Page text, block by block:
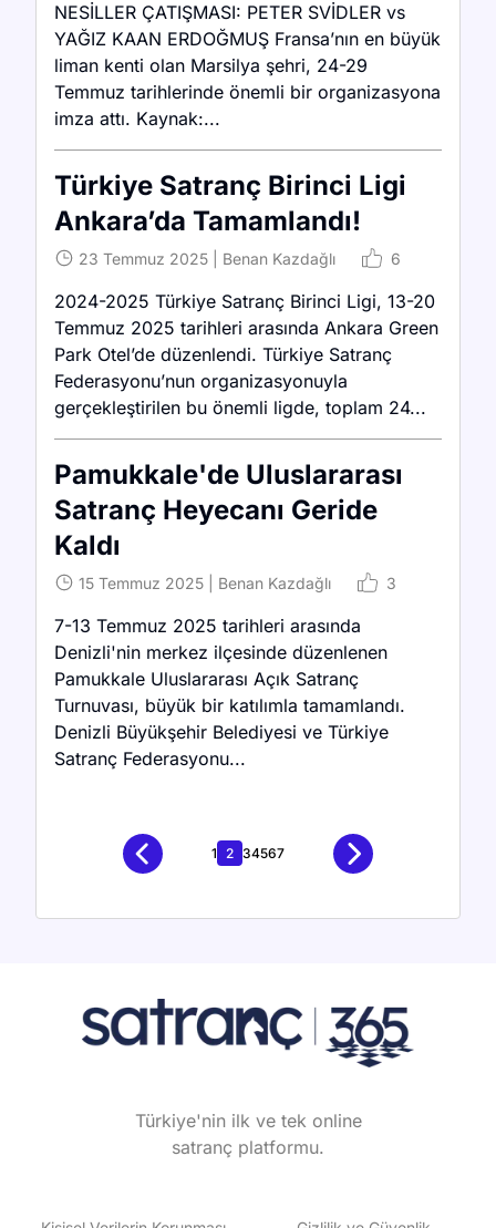
NESİLLER ÇATIŞMASI: PETER SVİDLER vs
YAĞIZ KAAN ERDOĞMUŞ Fransa’nın en büyük
liman kenti olan Marsilya şehri, 24-29
Temmuz tarihlerinde önemli bir organizasyona
imza attı. Kaynak:...
Türkiye Satranç Birinci Ligi
Ankara’da Tamamlandı!
23 Temmuz 2025 Benan Kazdağlı 6
2024-2025 Türkiye Satranç Birinci Ligi, 13-20
Temmuz 2025 tarihleri arasında Ankara Green
Park Otel’de düzenlendi. Türkiye Satranç
Federasyonu’nun organizasyonuyla
gerçekleştirilen bu önemli ligde, toplam 24...
Pamukkale'de Uluslararası
Satranç Heyecanı Geride
Kaldı
15 Temmuz 2025 Benan Kazdağlı 3
7-13 Temmuz 2025 tarihleri arasında
Denizli'nin merkez ilçesinde düzenlenen
Pamukkale Uluslararası Açık Satranç
Turnuvası, büyük bir katılımla tamamlandı.
Denizli Büyükşehir Belediyesi ve Türkiye
Satranç Federasyonu...
1 2 34567
Türkiye'nin ilk ve tek online
satranç platformu.